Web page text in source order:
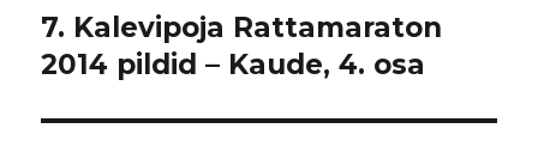
7. Kalevipoja Rattamaraton
2014 pildid – Kaude, 4. osa